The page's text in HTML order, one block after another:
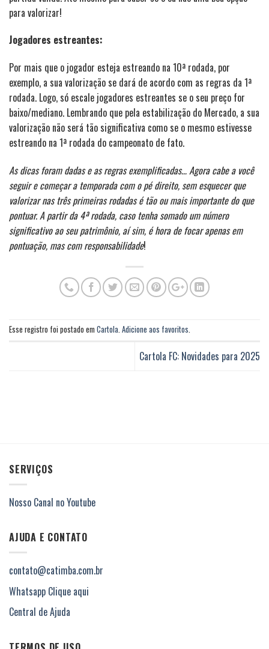
para valorizar!
Jogadores estreantes:
Por mais que o jogador esteja estreando na 10ª rodada, por
exemplo, a sua valorização se dará de acordo com as regras da 1ª
rodada. Logo, só escale jogadores estreantes se o seu preço for
baixo/mediano. Lembrando que pela estabilização do Mercado, a sua
valorização não será tão significativa como se o mesmo estivesse
estreando na 1ª rodada do campeonato de fato.
As dicas foram dadas e as regras exemplificadas… Agora cabe a você
seguir e começar a temporada com o pé direito, sem esquecer que
valorizar nas três primeiras rodadas é tão ou mais importante do que
pontuar. A partir da 4ª rodada, caso tenha somado um número
significativo ao seu patrimônio, aí sim, é hora de focar apenas em
pontuação, mas com responsabilidade!
Esse registro foi postado em Cartola. Adicione aos favoritos.
Cartola FC: Novidades para 2025
SERVIÇOS
Nosso Canal no Youtube
AJUDA E CONTATO
contato@catimba.com.br
Whatsapp Clique aqui
Central de Ajuda